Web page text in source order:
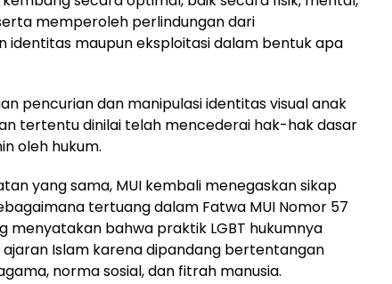
memperoleh perlindungan dari
identitas maupun eksploitasi dalam bentuk apa
pencurian dan manipulasi identitas visual anak
tertentu dinilai telah mencederai hak-hak dasar
oleh hukum.
yang sama, MUI kembali menegaskan sikap
tertuang dalam Fatwa MUI Nomor 57
menyatakan bahwa praktik LGBT hukumnya
Islam karena dipandang bertentangan
norma sosial, dan fitrah manusia.